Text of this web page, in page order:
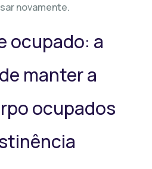
novamente.
ocupado: a
manter a
ocupados